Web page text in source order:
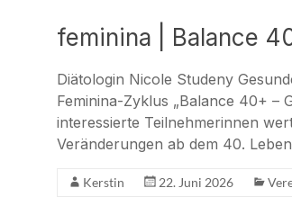
feminina | Balance
Diätologin Nicole Studeny
Feminina-Zyklus „Balance 40+ –
interessierte Teilnehmerinnen
Veränderungen ab dem 40.
Kerstin 22. Juni 2026